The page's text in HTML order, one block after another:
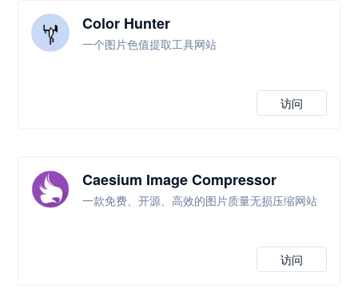
Color Hunter
一个图片色值提取工具网站
访问
Caesium Image Compressor
一款免费、开源、高效的图片质量无损压缩网站
访问